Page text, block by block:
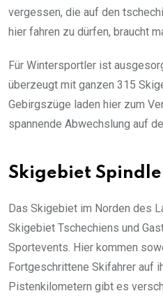
vergessen, die auf den
hier fahren zu dürfen, braucht
Für Wintersportler ist
überzeugt mit ganzen 315
Gebirgszüge laden hier zum
spannende Abwechslung auf
Skigebiet
Das Skigebiet im Norden des
Skigebiet Tschechiens und
Sportevents. Hier kommen
Fortgeschrittene Skifahrer auf
Pistenkilometern gibt es